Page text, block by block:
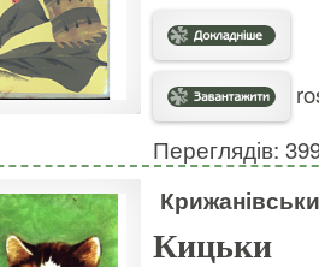
Переглядів:
Кицьки